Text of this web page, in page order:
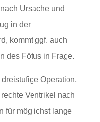
Ursache und
in der
kommt ggf. auch
des Fötus in Frage.
Operation,
Ventrikel nach
für möglichst lange